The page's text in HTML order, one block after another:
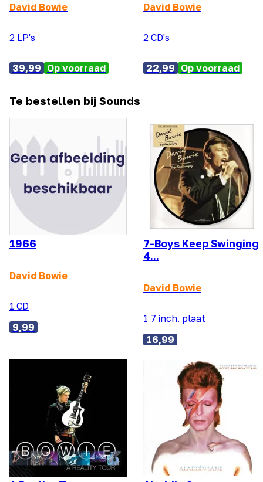
David Bowie
2 LP's
39,99 Op voorraad
David Bowie
2 CD's
22,99 Op voorraad
Te bestellen bij Sounds
1966
David Bowie
1 CD
9,99
7-Boys Keep Swinging
4...
David Bowie
1 7 inch. plaat
16,99